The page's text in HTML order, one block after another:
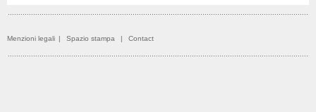
Menzioni legali | Spazio stampa | Contact